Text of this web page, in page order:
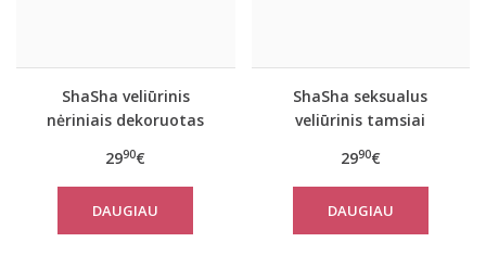
ShaSha veliūrinis
nėriniais dekoruotas
komplektas MIMOSA
2990€
DAUGIAU
ShaSha seksualus
veliūrinis tamsiai
komplektas LILY su
šortukais
2990€
DAUGIAU